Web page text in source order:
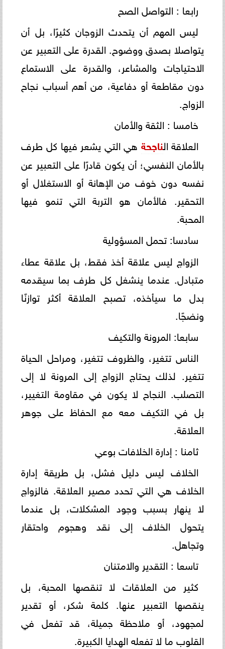
رابعا : التواصل الصح
ليس المهم أن يتحدث الزوجان كثيرًا، بل أن
يتواصلا بصدق ووضوح. القدرة على التعبير عن
الاحتياجات والمشاعر، والقدرة على الاستماع
دون مقاطعة أو دفاعية، من أهم أسباب نجاح
الزواج.
خامسا : الثقة والأمان
العلاقة الناجحة هي التي يشعر فيها كل طرف
بالأمان النفسي؛ أن يكون قادرًا على التعبير عن
نفسه دون خوف من الإهانة أو الاستغلال أو
التحقير. فالأمان هو التربة التي تنمو فيها
المحبة.
سادسا: تحمل المسؤولية
الزواج ليس علاقة أخذ فقط، بل علاقة عطاء
متبادل. عندما ينشغل كل طرف بما سيقدمه
بدل ما سيأخذه، تصبح العلاقة أكثر توازنًا
ونضجًا.
سابعا: المرونة والتكيف
الناس تتغير، والظروف تتغير، ومراحل الحياة
تتغير. لذلك يحتاج الزواج إلى المرونة لا إلى
التصلب. النجاح لا يكون في مقاومة التغيير،
بل في التكيف معه مع الحفاظ على جوهر
العلاقة.
ثامنا : إدارة الخلافات بوعي
الخلاف ليس دليل فشل، بل طريقة إدارة
الخلاف هي التي تحدد مصير العلاقة. فالزواج
لا ينهار بسبب وجود المشكلات، بل عندما
يتحول الخلاف إلى نقد وهجوم واحتقار
وتجاهل.
تاسعا : التقدير والامتنان
كثير من العلاقات لا تنقصها المحبة، بل
ينقصها التعبير عنها. كلمة شكر، أو تقدير
لمجهود، أو ملاحظة جميلة، قد تفعل في
القلوب ما لا تفعله الهدايا الكبيرة.